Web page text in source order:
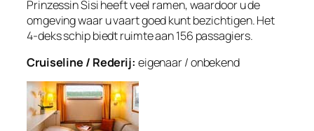
Prinzessin Sisi heeft veel ramen, waardoor u de
omgeving waar u vaart goed kunt bezichtigen. Het
4-deks schip biedt ruimte aan 156 passagiers.
Cruiseline / Rederij: eigenaar / onbekend